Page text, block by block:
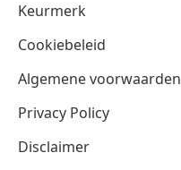
Keurmerk
Cookiebeleid
Algemene voorwaarden
Privacy Policy
Disclaimer